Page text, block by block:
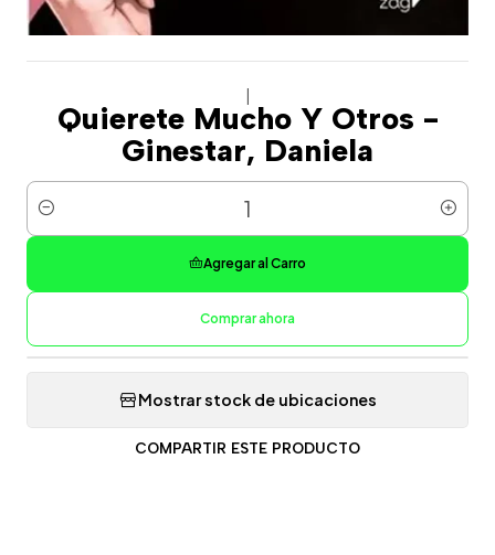
Quierete Mucho Y Otros -
Ginestar, Daniela
Cantidad
Agregar al Carro
Comprar ahora
Mostrar stock de ubicaciones
COMPARTIR ESTE PRODUCTO